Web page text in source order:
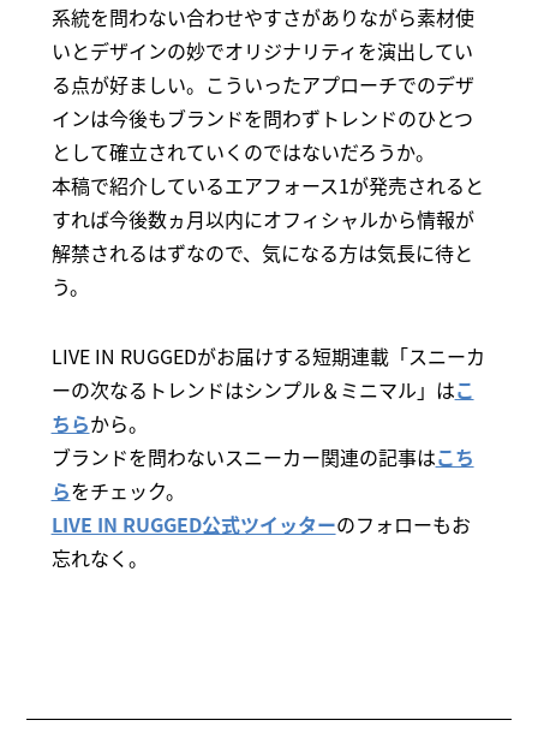
系統を問わない合わせやすさがありながら素材使
いとデザインの妙でオリジナリティを演出してい
る点が好ましい。こういったアプローチでのデザ
インは今後もブランドを問わずトレンドのひとつ
として確立されていくのではないだろうか。
本稿で紹介しているエアフォース1が発売されると
すれば今後数ヵ月以内にオフィシャルから情報が
解禁されるはずなので、気になる方は気長に待と
う。
LIVE IN RUGGEDがお届けする短期連載「スニーカ
ーの次なるトレンドはシンプル＆ミニマル」はこ
ちらから。
ブランドを問わないスニーカー関連の記事はこち
らをチェック。
LIVE IN RUGGED公式ツイッターのフォローもお
忘れなく。